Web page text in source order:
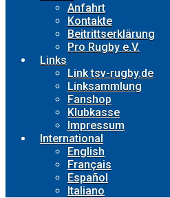
Anfahrt
Kontakte
Beitrittserklärung
Pro Rugby e.V.
Links
Link tsv-rugby.de
Linksammlung
Fanshop
Klubkasse
Impressum
International
English
Français
Español
Italiano